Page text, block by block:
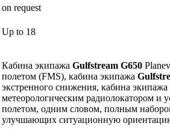
on request
Up to 18
Кабина экипажа Gulfstream G650
полетом (FMS), кабина экипажа
экстренного снижения, кабина экипажа
метеорологическим радиолокатором и
полетом, одним словом, полным
улучшающих ситуационную